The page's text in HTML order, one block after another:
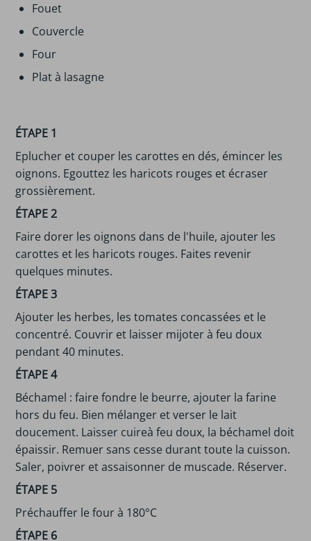
Fouet
Couvercle
Four
Plat à lasagne
ÉTAPE 1
Eplucher et couper les carottes en dés, émincer les
oignons. Egouttez les haricots rouges et écraser
grossièrement.
ÉTAPE 2
Faire dorer les oignons dans de l'huile, ajouter les
carottes et les haricots rouges. Faites revenir
quelques minutes.
ÉTAPE 3
Ajouter les herbes, les tomates concassées et le
concentré. Couvrir et laisser mijoter à feu doux
pendant 40 minutes.
ÉTAPE 4
Béchamel : faire fondre le beurre, ajouter la farine
hors du feu. Bien mélanger et verser le lait
doucement. Laisser cuireà feu doux, la béchamel doit
épaissir. Remuer sans cesse durant toute la cuisson.
Saler, poivrer et assaisonner de muscade. Réserver.
ÉTAPE 5
Préchauffer le four à 180°C
ÉTAPE 6